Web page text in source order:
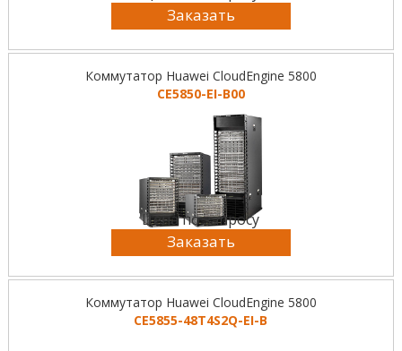
Заказать
Коммутатор Huawei CloudEngine 5800
CE5850-EI-B00
Цена по запросу
Заказать
Коммутатор Huawei CloudEngine 5800
CE5855-48T4S2Q-EI-B